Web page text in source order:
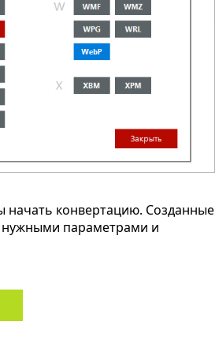
начать конвертацию. Созданные
нужными параметрами и